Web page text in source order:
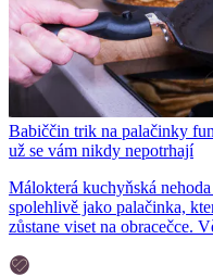
Babiččin trik na palačinky
už se vám nikdy nepotrhají
Málokterá kuchyňská
spolehlivě jako palačinka,
zůstane viset na obracečce.